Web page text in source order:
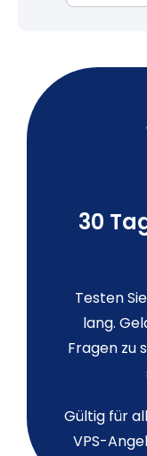
30
Testen
lang.
Fragen zu
Gültig für
VPS-